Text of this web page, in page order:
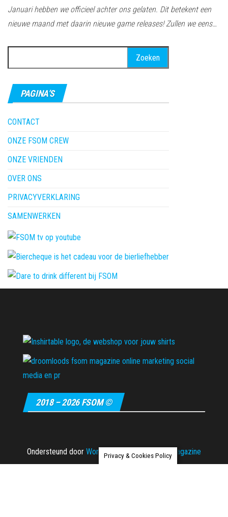
Januari hebben we officieel achter ons gelaten. Dit betekent een
nieuwe maand met daarin nieuwe game releases! Zullen we eens…
naar:
PAGINA’S
CONTACT
ONZE FSOM CREW
ONZE VRIENDEN
OVER ONS
PRIVACYVERKLARING
SAMENWERKEN
2018 – 2026 FSOM ©
Ondersteund door WordPress |Thema: Envo Magazine
Privacy & Cookies Policy